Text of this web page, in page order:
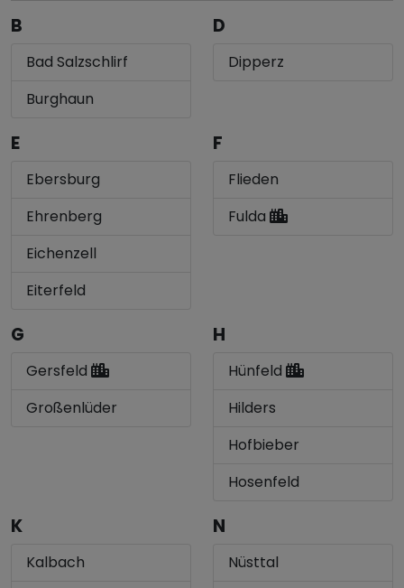
B
Bad Salzschlirf
Burghaun
D
Dipperz
E
Ebersburg
Ehrenberg
Eichenzell
Eiterfeld
F
Flieden
Fulda
G
Gersfeld
Großenlüder
H
Hünfeld
Hilders
Hofbieber
Hosenfeld
K
Kalbach
N
Nüsttal